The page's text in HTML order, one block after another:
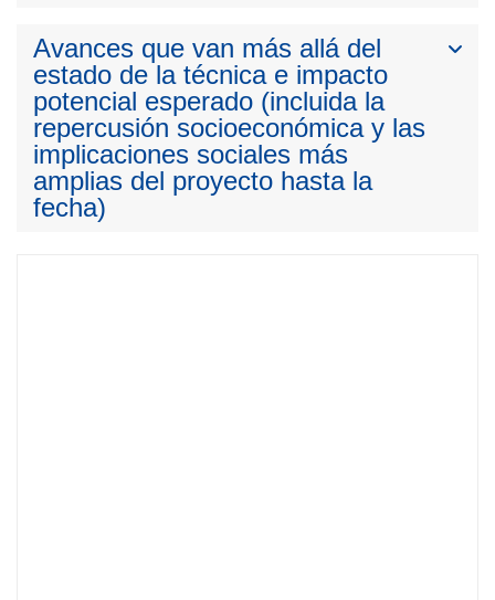
Avances que van más allá del
estado de la técnica e impacto
potencial esperado (incluida la
repercusión socioeconómica y las
implicaciones sociales más
amplias del proyecto hasta la
fecha)